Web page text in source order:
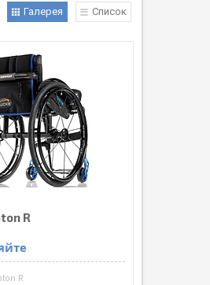
Галерея Список
R
R